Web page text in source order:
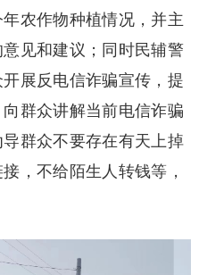
农作物种植情况，并主
见和建议；同时民辅警
展反电信诈骗宣传，提
群众讲解当前电信诈骗
群众不要存在有天上掉
，不给陌生人转钱等，